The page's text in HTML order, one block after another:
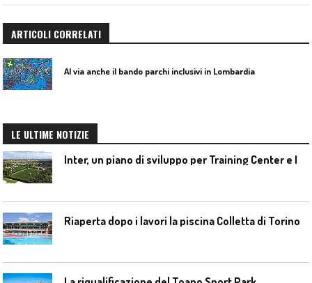
ARTICOLI CORRELATI
Al via anche il bando parchi inclusivi in Lombardia
LE ULTIME NOTIZIE
Riaperta dopo i lavori la piscina Colletta di Torino